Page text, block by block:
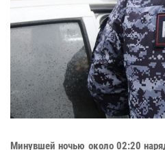
Минувшей ночью около 02:20